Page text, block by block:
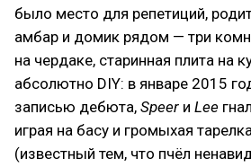
было место для репетиций,
амбар и домик рядом — три
на чердаке, старинная плита на
абсолютно DIY: в январе 2015
записью дебюта, Speer и Lee
играя на басу и громыхая
(известный тем, что пчёл